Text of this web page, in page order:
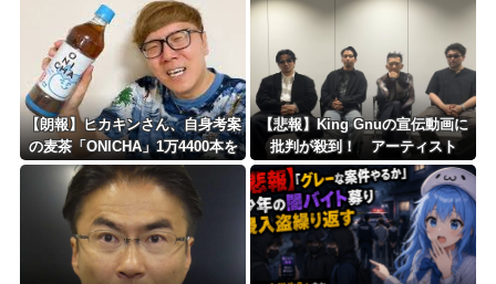
小売価格の動向に注目集まる
【朗報】ヒカキンさん、自身考案
の麦茶「ONICHA」1万4400本を
熊本県に発送ｗｗｗｗｗｗｗ
【悲報】King Gnuの宣伝動画に
批判が殺到！ アーティスト
に“好感度”ばかり求める時代への
違和感